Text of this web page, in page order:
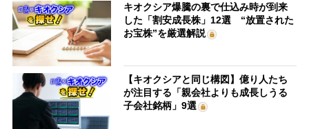
キオクシア爆騰の裏で仕込み時が到来
した「割安成長株」12選 “放置された
お宝株”を厳選解説
【キオクシアと同じ構図】億り人たち
が注目する「親会社よりも成長しうる
子会社銘柄」9選